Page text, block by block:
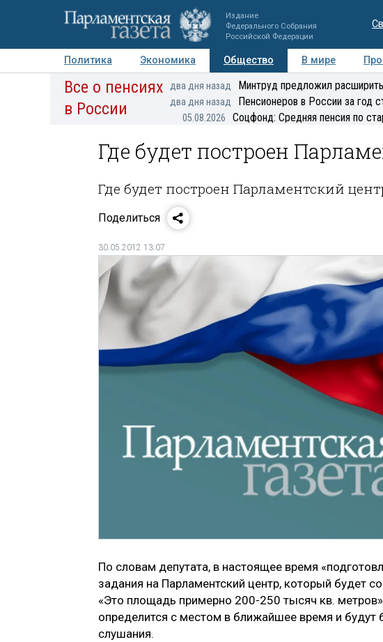
Издание
Федерального Собрания
Российской Федерации
Политика Экономика Общество В мире
Авторы Персоны Мнения Регионы
Все о пенсиях
в России
два дня назад Минтруд предложил
два дня назад Пенсионеров в России за год
05.08.2026 Соцфонд: Средняя пенсия по
Где будет построен
Где будет построен Парламентский
Поделиться
30.05.2012 13:07
По словам депутата, в настоящее время
задания на Парламентский центр, который будет
«Это площадь примерно 200-250 тысяч кв.
определится с местом в ближайшее время и
слушания.